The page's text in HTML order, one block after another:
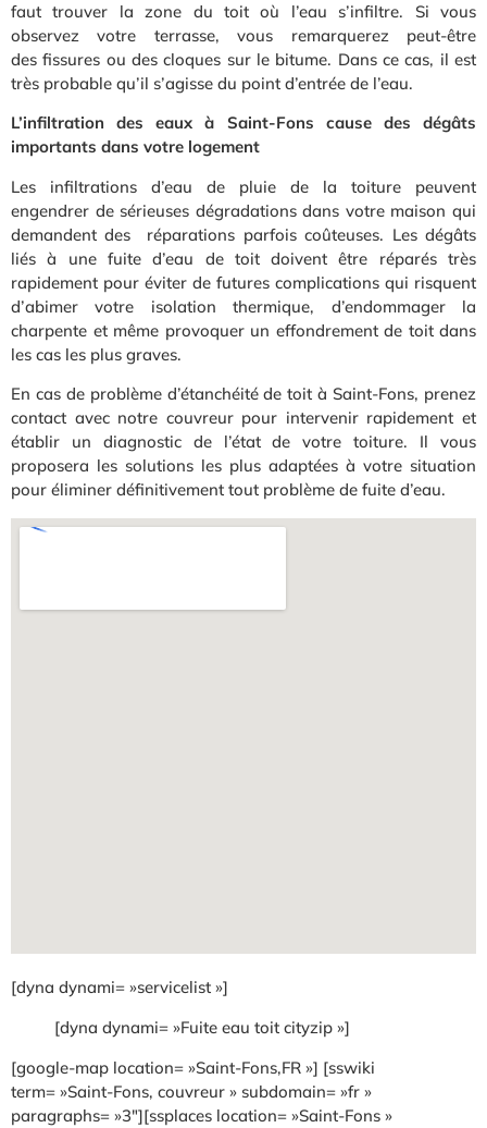
faut trouver la zone du toit où l’eau s’infiltre. Si vous
observez votre terrasse, vous remarquerez peut-être
des fissures ou des cloques sur le bitume. Dans ce cas, il est
très probable qu’il s’agisse du point d’entrée de l’eau.
L’infiltration des eaux à Saint-Fons cause des dégâts
importants dans votre logement
Les infiltrations d’eau de pluie de la toiture peuvent
engendrer de sérieuses dégradations dans votre maison qui
demandent des réparations parfois coûteuses. Les dégâts
liés à une fuite d’eau de toit doivent être réparés très
rapidement pour éviter de futures complications qui risquent
d’abimer votre isolation thermique, d’endommager la
charpente et même provoquer un effondrement de toit dans
les cas les plus graves.
En cas de problème d’étanchéité de toit à Saint-Fons, prenez
contact avec notre couvreur pour intervenir rapidement et
établir un diagnostic de l’état de votre toiture. Il vous
proposera les solutions les plus adaptées à votre situation
pour éliminer définitivement tout problème de fuite d’eau.
[dyna dynami= »servicelist »]
[dyna dynami= »Fuite eau toit cityzip »]
[google-map location= »Saint-Fons,FR »] [sswiki
term= »Saint-Fons, couvreur » subdomain= »fr »
paragraphs= »3″][ssplaces location= »Saint-Fons »